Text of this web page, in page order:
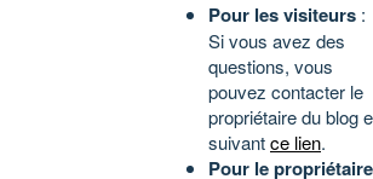
Pour les visiteurs :
Si vous avez des
questions, vous
pouvez contacter le
propriétaire du blog
suivantce lien.
Pour le propriétaire